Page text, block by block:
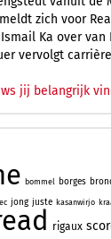
zich voor
Ka over van
vervolgt
jij belangrijk
bommel borges
jong juste kasanwirjo
rigaux